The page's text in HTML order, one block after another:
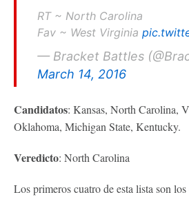
RT ~ North Carolina
Fav ~ West Virginia
— Bracket Battles
March 14, 2016
Candidatos: Kansas, North Carolina,
Oklahoma, Michigan State, Kentucky.
Veredicto: North Carolina
Los primeros cuatro de esta lista son los